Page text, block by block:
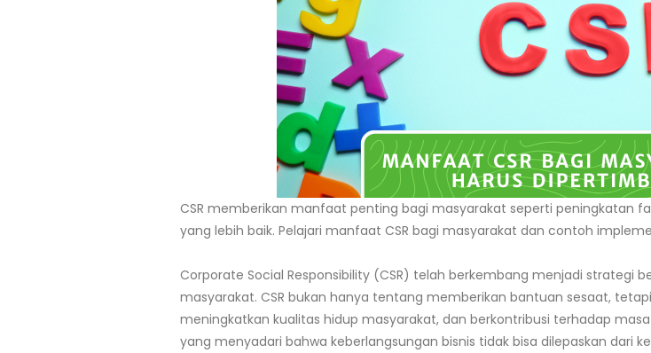
CSR memberikan manfaat penting bagi masyarakat seperti peningkatan
yang lebih baik. Pelajari manfaat CSR bagi masyarakat dan contoh
Corporate Social Responsibility (CSR) telah berkembang menjadi strategi
masyarakat. CSR bukan hanya tentang memberikan bantuan sesaat,
meningkatkan kualitas hidup masyarakat, dan berkontribusi terhadap
yang menyadari bahwa keberlangsungan bisnis tidak bisa dilepaskan dari